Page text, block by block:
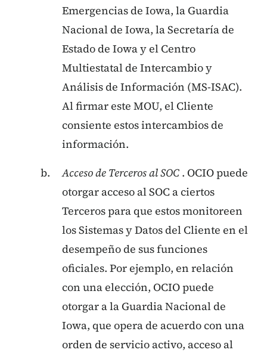
Emergencias de Iowa, la Guardia
Nacional de Iowa, la Secretaría de
Estado de Iowa y el Centro
Multiestatal de Intercambio y
Análisis de Información (MS-ISAC).
Al firmar este MOU, el Cliente
consiente estos intercambios de
información.
Acceso de Terceros al SOC . OCIO puede
otorgar acceso al SOC a ciertos
Terceros para que estos monitoreen
los Sistemas y Datos del Cliente en el
desempeño de sus funciones
oficiales. Por ejemplo, en relación
con una elección, OCIO puede
otorgar a la Guardia Nacional de
Iowa, que opera de acuerdo con una
orden de servicio activo, acceso al